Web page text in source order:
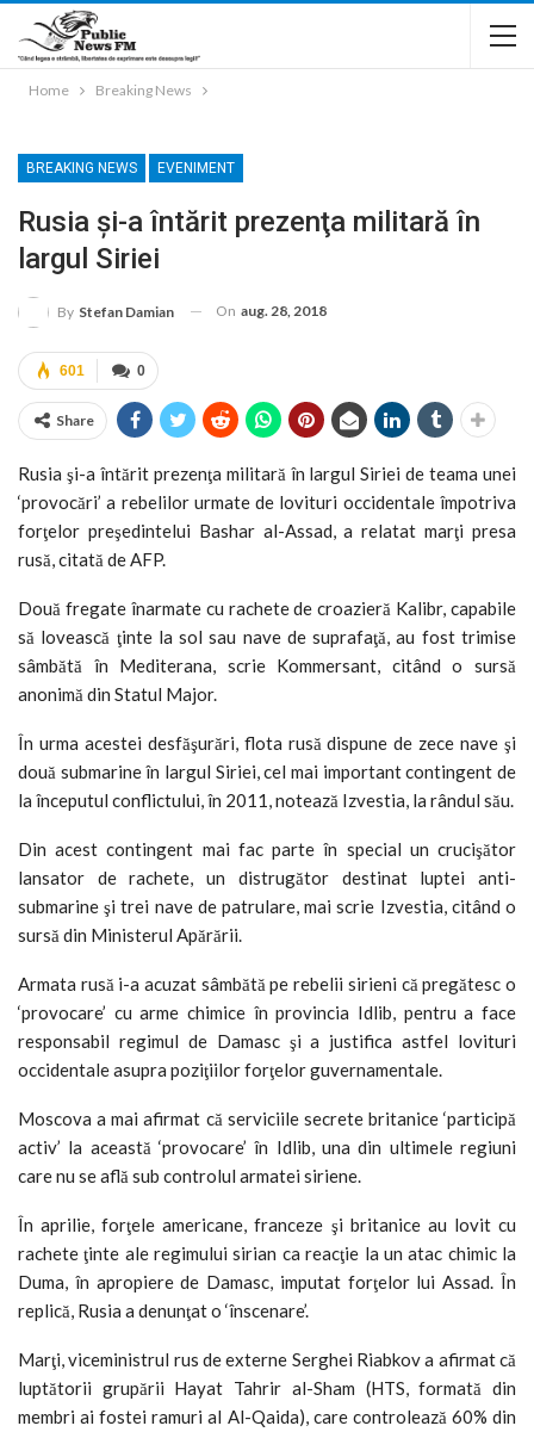
Home Breaking News
BREAKING NEWS EVENIMENT
Rusia şi-a întărit prezenţa militară în
largul Siriei
By Stefan Damian On aug. 28, 2018
0
601
Share
Rusia şi-a întărit prezenţa militară în largul Siriei de teama unei
‘provocări’ a rebelilor urmate de lovituri occidentale împotriva
forţelor preşedintelui Bashar al-Assad, a relatat marţi presa
rusă, citată de AFP.
Două fregate înarmate cu rachete de croazieră Kalibr, capabile
să lovească ţinte la sol sau nave de suprafaţă, au fost trimise
sâmbătă în Mediterana, scrie Kommersant, citând o sursă
anonimă din Statul Major.
În urma acestei desfăşurări, flota rusă dispune de zece nave şi
două submarine în largul Siriei, cel mai important contingent de
la începutul conflictului, în 2011, notează Izvestia, la rândul său.
Din acest contingent mai fac parte în special un crucişător
lansator de rachete, un distrugător destinat luptei anti-
submarine şi trei nave de patrulare, mai scrie Izvestia, citând o
sursă din Ministerul Apărării.
Armata rusă i-a acuzat sâmbătă pe rebelii sirieni că pregătesc o
‘provocare’ cu arme chimice în provincia Idlib, pentru a face
responsabil regimul de Damasc şi a justifica astfel lovituri
occidentale asupra poziţiilor forţelor guvernamentale.
Moscova a mai afirmat că serviciile secrete britanice ‘participă
activ’ la această ‘provocare’ în Idlib, una din ultimele regiuni
care nu se află sub controlul armatei siriene.
În aprilie, forţele americane, franceze şi britanice au lovit cu
rachete ţinte ale regimului sirian ca reacţie la un atac chimic la
Duma, în apropiere de Damasc, imputat forţelor lui Assad. În
replică, Rusia a denunţat o ‘înscenare’.
Marţi, viceministrul rus de externe Serghei Riabkov a afirmat că
luptătorii grupării Hayat Tahrir al-Sham (HTS, formată din
membri ai fostei ramuri al Al-Qaida), care controlează 60% din